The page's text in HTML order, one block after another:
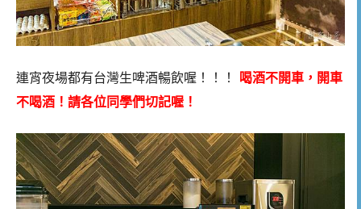
連宵夜場都有台灣生啤酒暢飲喔！！！
喝酒不開車，開車
不喝酒！請各位同學們切記喔！